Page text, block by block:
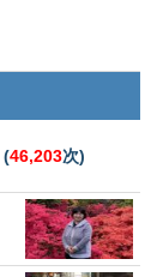
(46,203次)